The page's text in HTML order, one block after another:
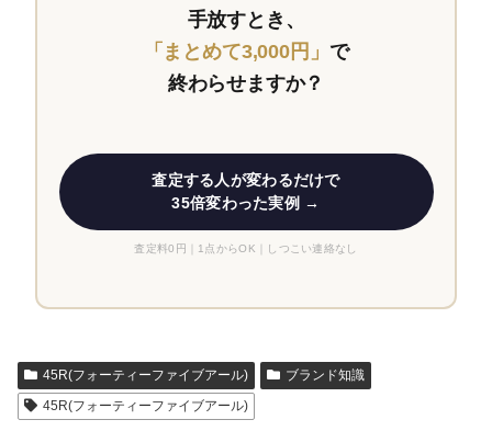
手放すとき、
「まとめて3,000円」 で
終わらせますか？
査定する人が変わるだけで
35倍変わった実例 →
査定料0円｜1点からOK｜しつこい連絡なし
45R(フォーティーファイブアール)
ブランド知識
45R(フォーティーファイブアール)